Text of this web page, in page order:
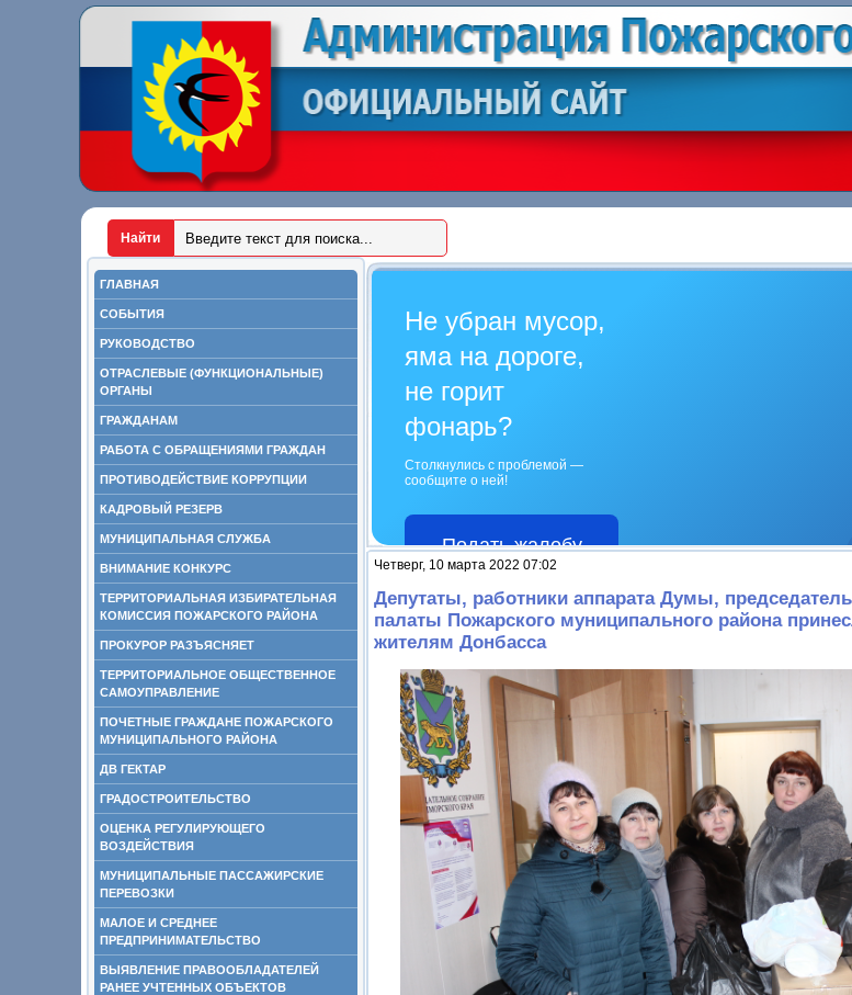
ГЛАВНАЯ
СОБЫТИЯ
РУКОВОДСТВО
ОТРАСЛЕВЫЕ (ФУНКЦИОНАЛЬНЫЕ)
ОРГАНЫ
ГРАЖДАНАМ
РАБОТА С ОБРАЩЕНИЯМИ ГРАЖДАН
ПРОТИВОДЕЙСТВИЕ КОРРУПЦИИ
КАДРОВЫЙ РЕЗЕРВ
МУНИЦИПАЛЬНАЯ СЛУЖБА
ВНИМАНИЕ КОНКУРС
ТЕРРИТОРИАЛЬНАЯ ИЗБИРАТЕЛЬНАЯ
КОМИССИЯ ПОЖАРСКОГО РАЙОНА
ПРОКУРОР РАЗЪЯСНЯЕТ
ТЕРРИТОРИАЛЬНОЕ ОБЩЕСТВЕННОЕ
САМОУПРАВЛЕНИЕ
ПОЧЕТНЫЕ ГРАЖДАНЕ ПОЖАРСКОГО
МУНИЦИПАЛЬНОГО РАЙОНА
ДВ ГЕКТАР
ГРАДОСТРОИТЕЛЬСТВО
ОЦЕНКА РЕГУЛИРУЮЩЕГО
ВОЗДЕЙСТВИЯ
МУНИЦИПАЛЬНЫЕ ПАССАЖИРСКИЕ
ПЕРЕВОЗКИ
МАЛОЕ И СРЕДНЕЕ
ПРЕДПРИНИМАТЕЛЬСТВО
ВЫЯВЛЕНИЕ ПРАВООБЛАДАТЕЛЕЙ
РАНЕЕ УЧТЕННЫХ ОБЪЕКТОВ
Не убран мусор,
яма на дороге,
не горит
фонарь?
Столкнулись с проблемой —
сообщите о ней!
Подать жалобу
Четверг, 10 марта 2022 07:02
Депутаты, работники аппарата Думы,
палаты Пожарского муниципального района
жителям Донбасса